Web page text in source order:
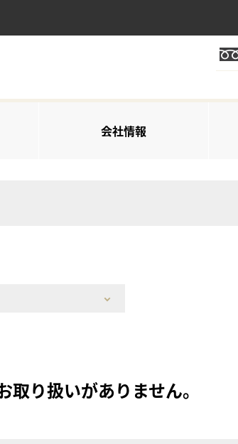
会社情報
り扱いがありません。